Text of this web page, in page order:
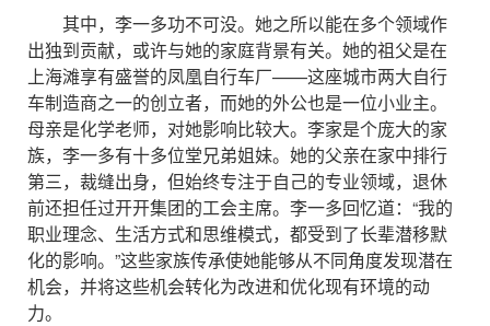
其中，李一多功不可没。她之所以能在多个领域作
出独到贡献，或许与她的家庭背景有关。她的祖父是在
上海滩享有盛誉的凤凰自行车厂——这座城市两大自行
车制造商之一的创立者，而她的外公也是一位小业主。
母亲是化学老师，对她影响比较大。李家是个庞大的家
族，李一多有十多位堂兄弟姐妹。她的父亲在家中排行
第三，裁缝出身，但始终专注于自己的专业领域，退休
前还担任过开开集团的工会主席。李一多回忆道：“我的
职业理念、生活方式和思维模式，都受到了长辈潜移默
化的影响。”这些家族传承使她能够从不同角度发现潜在
机会，并将这些机会转化为改进和优化现有环境的动
力。